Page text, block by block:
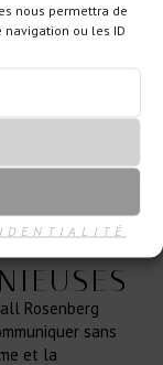
nous permettra de
ou les ID
Rosenberg
sans
et la